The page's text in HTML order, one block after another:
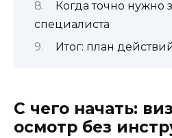
Когда точно нужно
специалиста
Итог: план
С чего начать:
осмотр без